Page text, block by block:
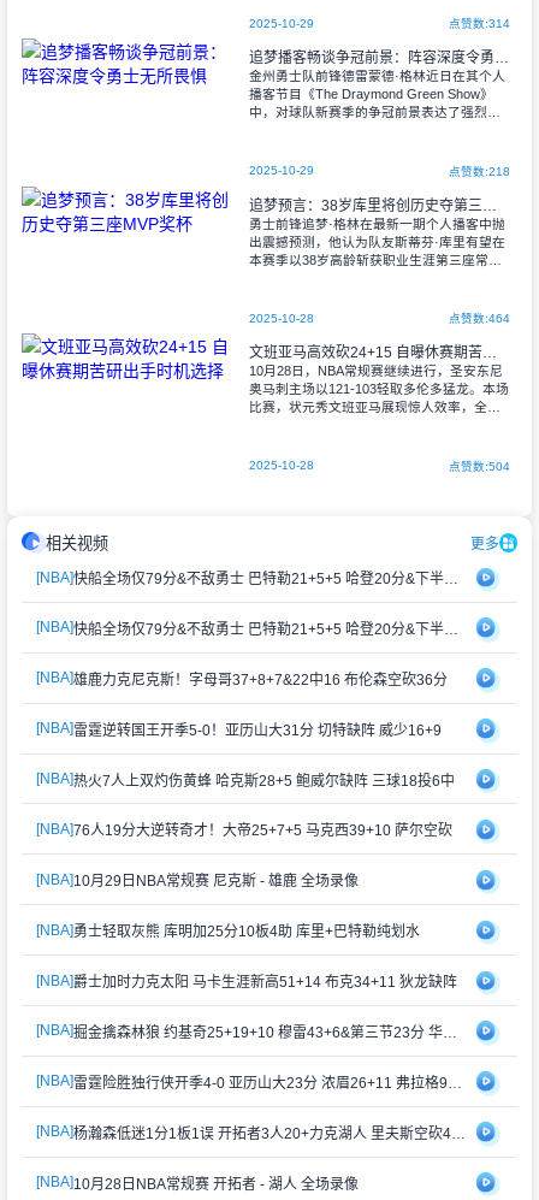
2025-10-29 点赞数:314
追梦播客畅谈争冠前景：阵容深度令勇士无所畏惧
金州勇士队前锋德雷蒙德·格林近日在其个人
播客节目《The Draymond Green Show》
中，对球队新赛季的争冠前景表达了强烈信
2025-10-29 点赞数:218
勇士前锋追梦·格林在最新一期个人播客中抛
出震撼预测，他认为队友斯蒂芬·库里有望在
本赛季以38岁高龄斩获职业生涯第三座常规
2025-10-28 点赞数:464
文班亚马高效砍24+15 自曝休赛期苦研出手时机选择
10月28日，NBA常规赛继续进行，圣安东尼
奥马刺主场以121-103轻取多伦多猛龙。本场
比赛，状元秀文班亚马展现惊人效率，全场
2025-10-28 点赞数:504
相关视频
更多
[NBA]
快船全场仅79分&不敌勇士 巴特勒21+5+5 哈登20分&下半场0分
[NBA] 快船全场仅79分&不敌勇士 巴特勒21+5+5 哈登20分&下半场0分
[NBA]雄鹿力克尼克斯！字母哥37+8+7&22中16 布伦森空砍36分
[NBA]雷霆逆转国王开季5-0！亚历山大31分 切特缺阵 威少16+9
[NBA]热火7人上双灼伤黄蜂 哈克斯28+5 鲍威尔缺阵 三球18投6中
[NBA]76人19分大逆转奇才！大帝25+7+5 马克西39+10 萨尔空砍
[NBA]10月29日NBA常规赛 尼克斯 - 雄鹿 全场录像
[NBA]勇士轻取灰熊 库明加25分10板4助 库里+巴特勒纯划水
[NBA]爵士加时力克太阳 马卡生涯新高51+14 布克34+11 狄龙缺阵
[NBA] 掘金擒森林狼 约基奇25+19+10 穆雷43+6&第三节23分 华子缺阵
[NBA]
[NBA] 杨瀚森低迷1分1板1误 开拓者3人20+力克湖人 里夫斯空砍41分
[NBA]10月28日NBA常规赛 开拓者 - 湖人 全场录像